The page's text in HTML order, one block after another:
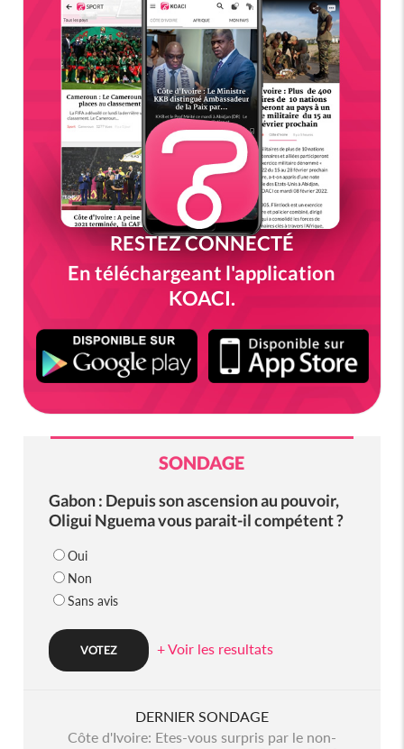
RESTEZ CONNECTÉ
En téléchargeant l'application
KOACI.
SONDAGE
Gabon : Depuis son ascension au pouvoir,
Oligui Nguema vous parait-il compétent ?
Oui
Non
Sans avis
+ Voir les resultats
DERNIER SONDAGE
Côte d'Ivoire: Etes-vous surpris par le non-